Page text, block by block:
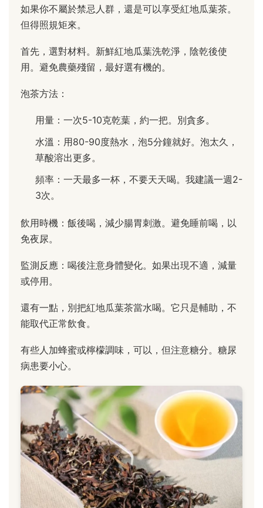
如果你不屬於禁忌人群，還是可以享受紅地瓜葉茶。
但得照規矩來。
首先，選對材料。新鮮紅地瓜葉洗乾淨，陰乾後使
用。避免農藥殘留，最好選有機的。
泡茶方法：
用量：一次5-10克乾葉，約一把。別貪多。
水溫：用80-90度熱水，泡5分鐘就好。泡太久，
草酸溶出更多。
頻率：一天最多一杯，不要天天喝。我建議一週2-
3次。
飲用時機：飯後喝，減少腸胃刺激。避免睡前喝，以
免夜尿。
監測反應：喝後注意身體變化。如果出現不適，減量
或停用。
還有一點，別把紅地瓜葉茶當水喝。它只是輔助，不
能取代正常飲食。
有些人加蜂蜜或檸檬調味，可以，但注意糖分。糖尿
病患要小心。